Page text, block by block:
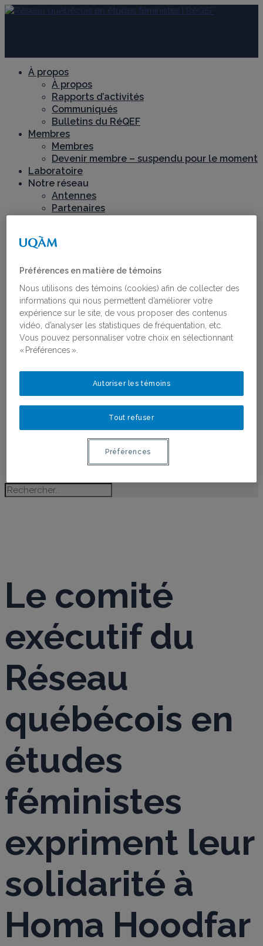
À propos
À propos
Rapports d’activités
Communiqués
Bulletins du RéQEF
Membres
Membres
Devenir membre – suspendu pour le moment
Laboratoire
Notre réseau
Antennes
Partenaires
Chantiers de recherche
Religions, Féminismes et Genres
Antiféminisme
Recherche partenariale et
coconstruction des connaissances
Projets financés par le RéQEF
Concours : Appui aux projets scientifiques et
aux chantiers de recherche
Publications
Toutes les publications
Ligne du temps de l’histoire des femmes au
Québec
Activités
Bourses
Lauréates des bourses
Postdoctorant·e·s du RéQEF
Le comité
exécutif du
Réseau
québécois en
études
féministes
expriment leur
solidarité à
Homa Hoodfar
Préférences en matière de témoins
Nous utilisons des témoins (cookies) afin de collecter des
informations qui nous permettent d’améliorer votre
expérience sur le site, de vous proposer des contenus
vidéo, d’analyser les statistiques de fréquentation, etc.
Vous pouvez personnaliser votre choix en sélectionnant
« Préférences ».
Tout refuser
Autoriser les témoins
Préférences